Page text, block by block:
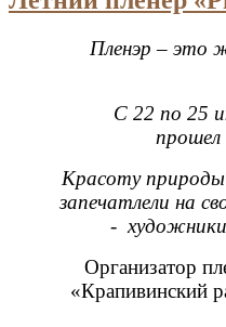
Пленэр – это
С 22 по 25
прошел
Красоту природы
запечатлели на
- художники
Организатор
«Крапивинский